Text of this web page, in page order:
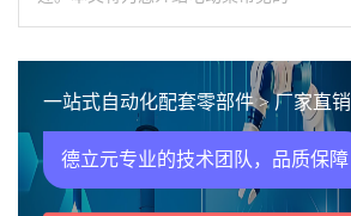
一站式自动化配套零部件 > 厂家直销
德立元专业的技术团队，品质保障